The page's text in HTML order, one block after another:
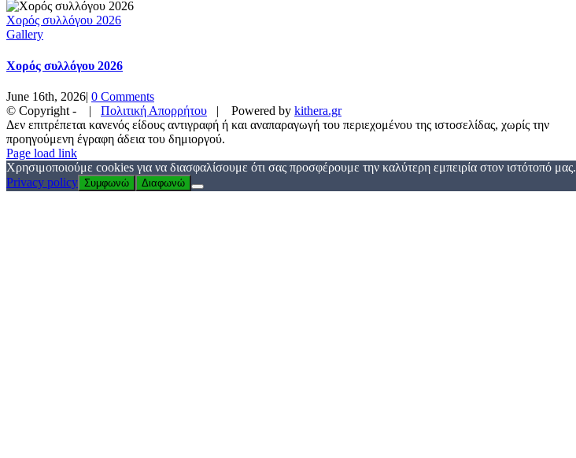
Χορός συλλόγου 2026
Gallery
Χορός συλλόγου 2026
June 16th, 2026| 0 Comments
© Copyright - | Πολιτική Απορρήτου | Powered by kithera.gr
Δεν επιτρέπεται κανενός είδους αντιγραφή ή και αναπαραγωγή του περιεχομένου της ιστοσελίδας, χωρίς την
προηγούμενη έγραφη άδεια του δημιοργού.
Page load link
Χρησιμοποιούμε cookies για να διασφαλίσουμε ότι σας προσφέρουμε την καλύτερη εμπειρία στον ιστότοπό μας.
Privacy policy Συμφωνώ Διαφωνώ